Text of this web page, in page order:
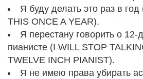
Я буду делать это раз в
THIS ONCE A YEAR).
Я перестану говорить о
пианисте (I WILL STOP
TWELVE INCH PIANIST).
Я не имею права убирать